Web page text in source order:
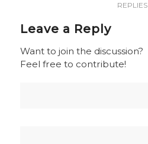
REPLIES
Leave a Reply
Want to join the discussion?
Feel free to contribute!